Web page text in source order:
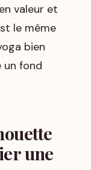
valeur et
le même
bien
un fond
une